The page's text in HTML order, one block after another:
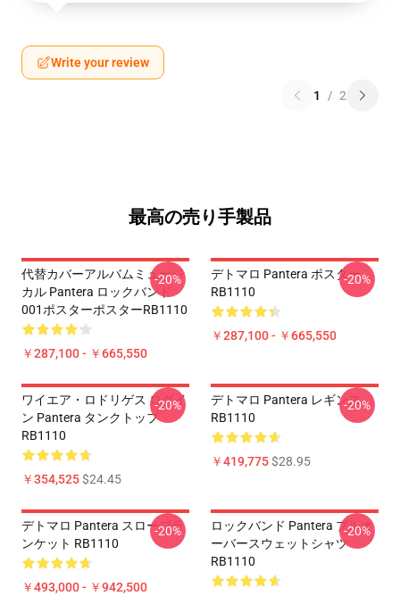
Write your review
1 / 2
最高の売り手製品
代替カバーアルバムミュージ
カル Pantera ロックバンド
001ポスターポスターRB1110
￥287,100 - ￥665,550
-20%
デトマロ Pantera ポスター
RB1110
￥287,100 - ￥665,550
-20%
ワイエア・ロドリゲス ログイ
ン Pantera タンクトップ
RB1110
￥354,525$24.45
-20%
デトマロ Pantera レギンス
RB1110
￥419,775$28.95
-20%
デトマロ Pantera スローブラ
ンケット RB1110
￥493,000 - ￥942,500
-20%
ロックバンド Pantera プルオ
ーバースウェットシャツ
RB1110
-20%